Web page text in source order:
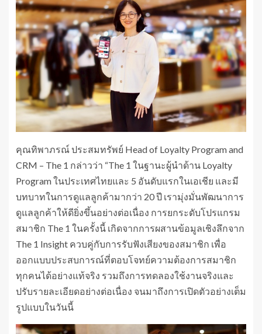
คุณทิพาภรณ์ ประสมทรัพย์ Head of Loyalty Program and
CRM – The 1 กล่าวว่า “The 1 ในฐานะผู้นำด้าน Loyalty
Program ในประเทศไทยและ 5 อันดับแรกในเอเชีย และมี
บทบาทในการดูแลลูกค้ามากว่า 20 ปี เรามุ่งมั่นพัฒนาการ
ดูแลลูกค้าให้ดียิ่งขึ้นอย่างต่อเนื่อง การยกระดับโปรแกรม
สมาชิก The 1 ในครั้งนี้ เกิดจากการผสานข้อมูลเชิงลึกจาก
The 1 Insight ควบคู่กับการรับฟังเสียงของสมาชิก เพื่อ
ออกแบบประสบการณ์ที่ตอบโจทย์ความต้องการสมาชิก
ทุกคนได้อย่างแท้จริง รวมถึงการทดลองใช้งานจริงและ
ปรับรายละเอียดอย่างต่อเนื่อง จนมาถึงการเปิดตัวอย่างเต็ม
รูปแบบในวันนี้